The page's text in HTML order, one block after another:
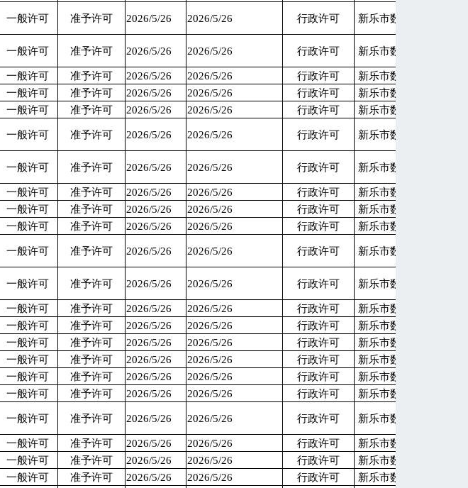
一般许可 准予许可 2026/5/26 2026/5/26 行政许可 新乐市数据和政务服务
一般许可 准予许可 2026/5/26 2026/5/26 行政许可 新乐市数据和政务服务
一般许可 准予许可 2026/5/26 2026/5/26 行政许可
新乐市数据和政务服务
一般许可 准予许可 2026/5/26 2026/5/26 行政许可
新乐市数据和政务服务
一般许可 准予许可 2026/5/26 2026/5/26 行政许可 新乐市数据和政务服务
一般许可 准予许可 2026/5/26 2026/5/26 行政许可 新乐市数据和政务服务
一般许可 准予许可 2026/5/26 2026/5/26 行政许可 新乐市数据和政务服务
一般许可 准予许可 2026/5/26 2026/5/26 行政许可
新乐市数据和政务服务
一般许可 准予许可 2026/5/26 2026/5/26 行政许可
新乐市数据和政务服务
一般许可 准予许可 2026/5/26 2026/5/26 行政许可 新乐市数据和政务服务
一般许可 准予许可 2026/5/26 2026/5/26 行政许可 新乐市数据和政务服务
一般许可 准予许可 2026/5/26 2026/5/26 行政许可 新乐市数据和政务服务
一般许可 准予许可 2026/5/26 2026/5/26 行政许可
新乐市数据和政务服务
一般许可 准予许可 2026/5/26 2026/5/26 行政许可
新乐市数据和政务服务
一般许可 准予许可 2026/5/26 2026/5/26 行政许可
新乐市数据和政务服务
一般许可 准予许可 2026/5/26 2026/5/26 行政许可
新乐市数据和政务服务
一般许可 准予许可 2026/5/26 2026/5/26 行政许可
新乐市数据和政务服务
一般许可 准予许可 2026/5/26 2026/5/26 行政许可 新乐市数据和政务服务
一般许可 准予许可 2026/5/26 2026/5/26 行政许可 新乐市数据和政务服务
一般许可 准予许可 2026/5/26 2026/5/26 行政许可
新乐市数据和政务服务
一般许可 准予许可 2026/5/26 2026/5/26 行政许可
新乐市数据和政务服务
一般许可 准予许可 2026/5/26 2026/5/26 行政许可
新乐市数据和政务服务